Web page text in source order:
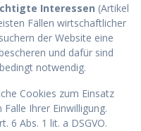
Interessen (Artikel
Fällen wirtschaftlicher
der Website eine
und dafür sind
notwendig.
Cookies zum Einsatz
Ihrer Einwilligung.
6 Abs. 1 lit. a DSGVO.